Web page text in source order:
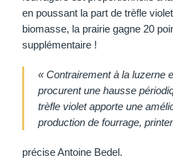
en poussant la part de trèfle
biomasse, la prairie gagne 20
supplémentaire !
« Contrairement à la luzerne
procurent une hausse
trèfle violet apporte une
production de fourrage,
précise Antoine Bedel.